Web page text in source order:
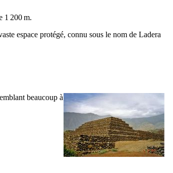
1 200 m.
espace protégé, connu sous le nom de Ladera
beaucoup à